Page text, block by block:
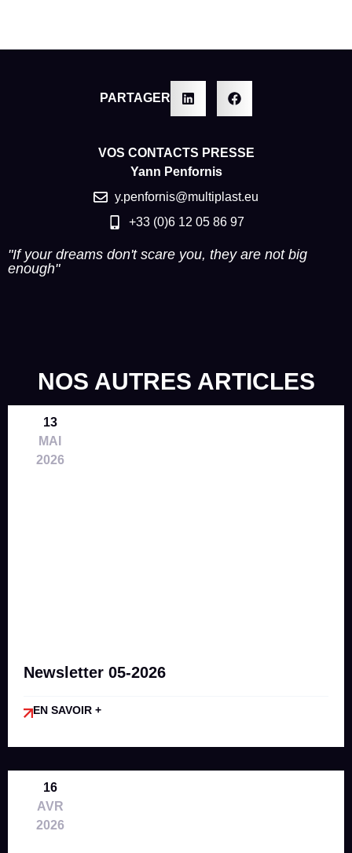
PARTAGER
VOS CONTACTS PRESSE
Yann Penfornis
y.penfornis@multiplast.eu
+33 (0)6 12 05 86 97
"If your dreams don't scare you, they are not big
enough"
NOS AUTRES ARTICLES
13
MAI
2026
Newsletter 05-2026
EN SAVOIR +
16
AVR
2026